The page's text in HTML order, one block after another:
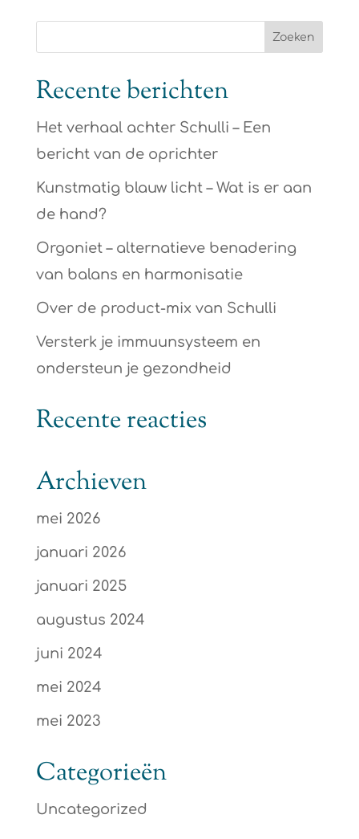
Recente berichten
Het verhaal achter Schulli – Een
bericht van de oprichter
Kunstmatig blauw licht – Wat is er aan
de hand?
Orgoniet – alternatieve benadering
van balans en harmonisatie
Over de product-mix van Schulli
Versterk je immuunsysteem en
ondersteun je gezondheid
Recente reacties
Archieven
mei 2026
januari 2026
januari 2025
augustus 2024
juni 2024
mei 2024
mei 2023
Categorieën
Uncategorized